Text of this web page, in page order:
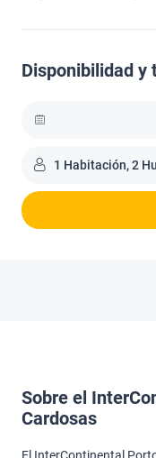
Disponibilidad y
1 Habitación, 2
Sobre el
Cardosas